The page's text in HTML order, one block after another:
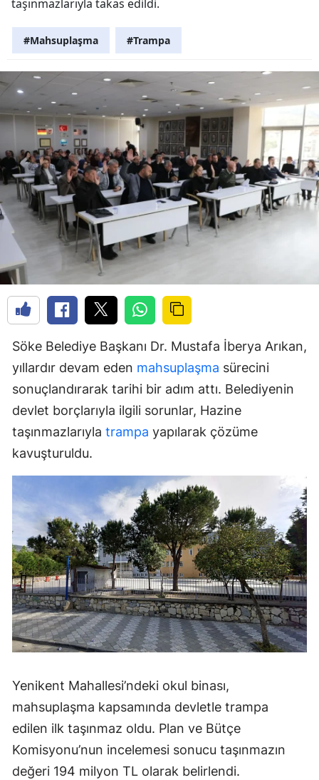
taşınmazlarıyla takas edildi.
#Mahsuplaşma #Trampa
Söke Belediye Başkanı Dr. Mustafa İberya Arıkan,
yıllardır devam eden mahsuplaşma sürecini
sonuçlandırarak tarihi bir adım attı. Belediyenin
devlet borçlarıyla ilgili sorunlar, Hazine
taşınmazlarıyla trampa yapılarak çözüme
kavuşturuldu.
Yenikent Mahallesi’ndeki okul binası,
mahsuplaşma kapsamında devletle trampa
edilen ilk taşınmaz oldu. Plan ve Bütçe
Komisyonu’nun incelemesi sonucu taşınmazın
değeri 194 milyon TL olarak belirlendi.